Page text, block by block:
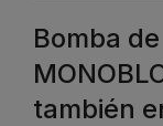
Bomba
también